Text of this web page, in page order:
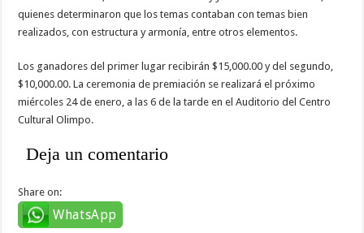
quienes determinaron que los temas contaban con temas bien
realizados, con estructura y armonía, entre otros elementos.
Los ganadores del primer lugar recibirán $15,000.00 y del segundo,
$10,000.00. La ceremonia de premiación se realizará el próximo
miércoles 24 de enero, a las 6 de la tarde en el Auditorio del Centro
Cultural Olimpo.
Deja un comentario
Share on:
WhatsApp